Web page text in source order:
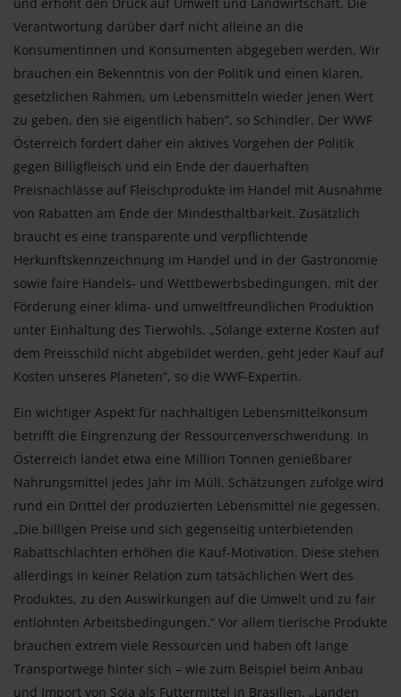
und erhöht den Druck auf Umwelt und Landwirtschaft. Die
Verantwortung darüber darf nicht alleine an die
Konsumentinnen und Konsumenten abgegeben werden. Wir
brauchen ein Bekenntnis von der Politik und einen klaren,
gesetzlichen Rahmen, um Lebensmitteln wieder jenen Wert
zu geben, den sie eigentlich haben”, so Schindler. Der WWF
Österreich fordert daher ein aktives Vorgehen der Politik
gegen Billigfleisch und ein Ende der dauerhaften
Preisnachlässe auf Fleischprodukte im Handel mit Ausnahme
von Rabatten am Ende der Mindesthaltbarkeit. Zusätzlich
braucht es eine transparente und verpflichtende
Herkunftskennzeichnung im Handel und in der Gastronomie
sowie faire Handels- und Wettbewerbsbedingungen, mit der
Förderung einer klima- und umweltfreundlichen Produktion
unter Einhaltung des Tierwohls. „Solange externe Kosten auf
dem Preisschild nicht abgebildet werden, geht jeder Kauf auf
Kosten unseres Planeten“, so die WWF-Expertin.
Ein wichtiger Aspekt für nachhaltigen Lebensmittelkonsum
betrifft die Eingrenzung der Ressourcenverschwendung. In
Österreich landet etwa eine Million Tonnen genießbarer
Nahrungsmittel jedes Jahr im Müll. Schätzungen zufolge wird
rund ein Drittel der produzierten Lebensmittel nie gegessen.
„Die billigen Preise und sich gegenseitig unterbietenden
Rabattschlachten erhöhen die Kauf-Motivation. Diese stehen
allerdings in keiner Relation zum tatsächlichen Wert des
Produktes, zu den Auswirkungen auf die Umwelt und zu fair
entlohnten Arbeitsbedingungen.“ Vor allem tierische Produkte
brauchen extrem viele Ressourcen und haben oft lange
Transportwege hinter sich – wie zum Beispiel beim Anbau
und Import von Soja als Futtermittel in Brasilien. „Landen